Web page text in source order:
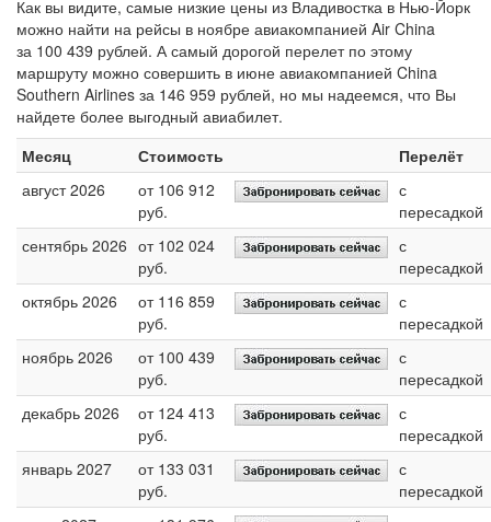
Как вы видите, самые низкие цены из Владивостка в Нью-Йорк
можно найти на рейсы в ноябре авиакомпанией Air China
за 100 439 рублей. А самый дорогой перелет по этому
маршруту можно совершить в июне авиакомпанией China
Southern Airlines за 146 959 рублей, но мы надеемся, что Вы
найдете более выгодный авиабилет.
Месяц
Стоимость
Перелёт
август 2026
от 106 912
руб.
с
пересадкой
сентябрь 2026 от 102 024
руб.
с
пересадкой
октябрь 2026
от 116 859
руб.
с
пересадкой
ноябрь 2026
от 100 439
руб.
с
пересадкой
декабрь 2026
от 124 413
руб.
с
пересадкой
январь 2027
от 133 031
руб.
с
пересадкой